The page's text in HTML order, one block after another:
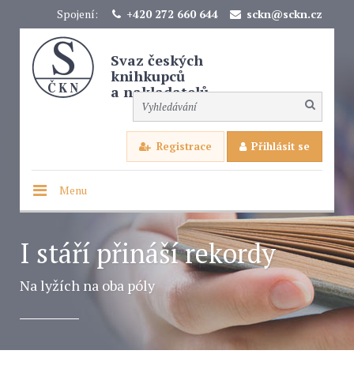
Spojení: +420 272 660 644 sckn@sckn.cz
Svaz českých
knihkupců
a nakladatelů
Registrace Přihlásit se
Menu
I stáří přináší rekordy
Na lyžích na oba póly